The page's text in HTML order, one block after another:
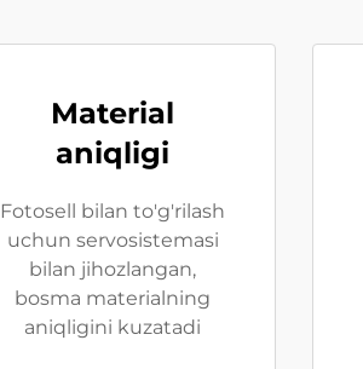
Material
aniqligi
Fotosell bilan to'g'rilash
uchun servosistemasi
bilan jihozlangan,
bosma materialning
aniqligini kuzatadi